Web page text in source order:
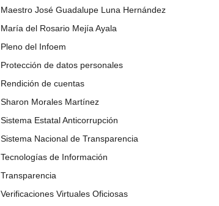
Maestro José Guadalupe Luna Hernández
María del Rosario Mejía Ayala
Pleno del Infoem
Protección de datos personales
Rendición de cuentas
Sharon Morales Martínez
Sistema Estatal Anticorrupción
Sistema Nacional de Transparencia
Tecnologías de Información
Transparencia
Verificaciones Virtuales Oficiosas